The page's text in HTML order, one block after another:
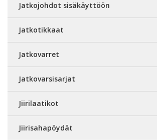
Jatkojohdot sisäkäyttöön
Jatkotikkaat
Jatkovarret
Jatkovarsisarjat
Jiirilaatikot
Jiirisahapöydät